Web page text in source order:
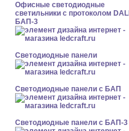
Офисные светодиодные
светильники с протоколом DALI
БАП-3
Cветодиодные панели
Cветодиодные панели с БАП
Cветодиодные панели с БАП-3